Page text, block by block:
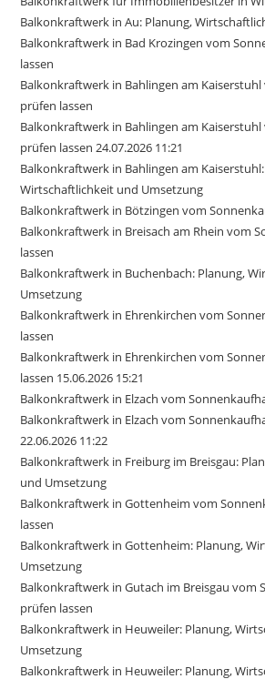
Balkonkraftwerk in Au: Planung,
Balkonkraftwerk in Bad Krozingen vom
lassen
Balkonkraftwerk in Bahlingen am
prüfen lassen
Balkonkraftwerk in Bahlingen am
prüfen lassen 24.07.2026 11:21
Balkonkraftwerk in Bahlingen am
Wirtschaftlichkeit und Umsetzung
Balkonkraftwerk in Bötzingen vom
Balkonkraftwerk in Breisach am Rhein vom
lassen
Balkonkraftwerk in Buchenbach: Planung,
Umsetzung
Balkonkraftwerk in Ehrenkirchen vom
lassen
Balkonkraftwerk in Ehrenkirchen vom
lassen 15.06.2026 15:21
Balkonkraftwerk in Elzach vom
Balkonkraftwerk in Elzach vom
22.06.2026 11:22
Balkonkraftwerk in Freiburg im Breisgau:
und Umsetzung
Balkonkraftwerk in Gottenheim vom
lassen
Balkonkraftwerk in Gottenheim: Planung,
Umsetzung
Balkonkraftwerk in Gutach im Breisgau vom
prüfen lassen
Balkonkraftwerk in Heuweiler: Planung,
Umsetzung
Balkonkraftwerk in Heuweiler: Planung,